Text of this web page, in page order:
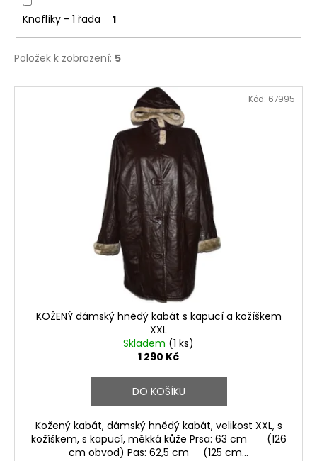
Knoflíky - 1 řada 1
Položek k zobrazení: 5
V
KOŽENÝ dámský hnědý kabát s kapucí a kožíškem
XXL
Skladem (1 ks)
1 290 Kč
DO KOŠÍKU
Kožený kabát, dámský hnědý kabát, velikost XXL, s
kožíškem, s kapucí, měkká kůže Prsa: 63 cm (126
cm obvod) Pas: 62,5 cm (125 cm...
Kód: 67995